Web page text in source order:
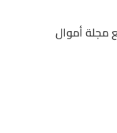
مجلة أموال